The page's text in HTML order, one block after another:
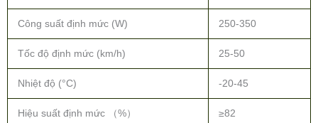
Công suất định mức (W) 250-350
Tốc độ định mức (km/h) 25-50
Nhiệt độ (°C) -20-45
Hiệu suất định mức （%） ≥82